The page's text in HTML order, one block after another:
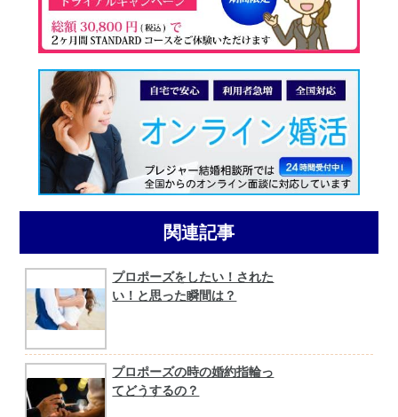
関連記事
プロポーズをしたい！された
い！と思った瞬間は？
プロポーズの時の婚約指輪っ
てどうするの？